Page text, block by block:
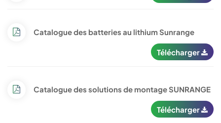
Catalogue des batteries au lithium Sunrange
Télécharger
Catalogue des solutions de montage SUNRANGE
Télécharger